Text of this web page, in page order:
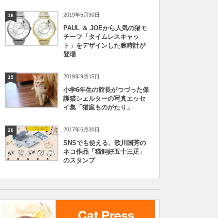
18 2019年5月30日
PAUL ＆ JOEから人気の猫モ
チーフ「タイムレスキャッ
ト」をデザインした腕時計が
登場
19 2019年9月15日
小学6年生の館長がつづった保
護猫シェルターの写真エッセ
イ集「猫庭ものがたり」
20 2017年6月30日
SNSでも使える、歌川国芳の
ネコ作品「猫飼好五十三疋」
のスタンプ